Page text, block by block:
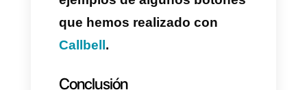
disponibles, entre ellas
tendremos respuestas de